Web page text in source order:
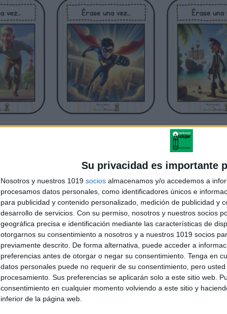
Su privacidad es importante
Nosotros y nuestros 1019 socios almacenamos y/o accedemos a
procesamos datos personales, como identificadores únicos e
para publicidad y contenido personalizado, medición de publicidad y
desarrollo de servicios. Con su permiso, nosotros y nuestros socios
geográfica precisa e identificación mediante las características de
otorgarnos su consentimiento a nosotros y a nuestros 1019 socios
previamente descrito. De forma alternativa, puede acceder a
preferencias antes de otorgar o negar su consentimiento. Tenga en
datos personales puede no requerir de su consentimiento, pero
procesamiento. Sus preferencias se aplicarán solo a este sitio web.
consentimiento en cualquier momento volviendo a este sitio y
inferior de la página web.